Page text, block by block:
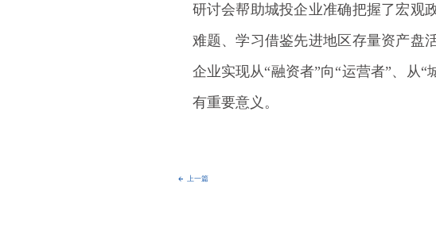
研讨会帮助城投企业准确把握了宏观
难题、学习借鉴先进地区存量资产盘
企业实现从“融资者”向“运营者”、从
有重要意义。
上一篇